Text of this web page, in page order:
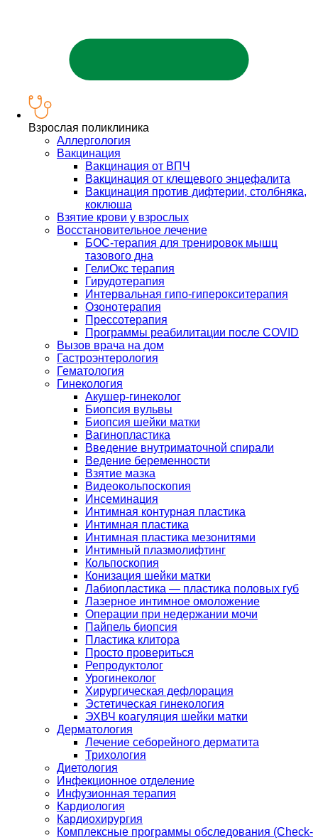
Взрослая поликлиника
Аллергология
Вакцинация
Вакцинация от ВПЧ
Вакцинация от клещевого энцефалита
Вакцинация против дифтерии, столбняка,
коклюша
Взятие крови у взрослых
Восстановительное лечение
БОС-терапия для тренировок мышц
тазового дна
ГелиОкс терапия
Гирудотерапия
Интервальная гипо-гиперокситерапия
Озонотерапия
Прессотерапия
Программы реабилитации после СOVID
Вызов врача на дом
Гастроэнтерология
Гематология
Гинекология
Акушер-гинеколог
Биопсия вульвы
Биопсия шейки матки
Вагинопластика
Введение внутриматочной спирали
Ведение беременности
Взятие мазка
Видеокольпоскопия
Инсеминация
Интимная контурная пластика
Интимная пластика
Интимная пластика мезонитями
Интимный плазмолифтинг
Кольпоскопия
Конизация шейки матки
Лабиопластика — пластика половых губ
Лазерное интимное омоложение
Операции при недержании мочи
Пайпель биопсия
Пластика клитора
Просто провериться
Репродуктолог
Урогинеколог
Хирургическая дефлорация
Эстетическая гинекология
ЭХВЧ коагуляция шейки матки
Дерматология
Лечение себорейного дерматита
Трихология
Диетология
Инфекционное отделение
Инфузионная терапия
Кардиология
Кардиохирургия
Комплексные программы обследования (Check-